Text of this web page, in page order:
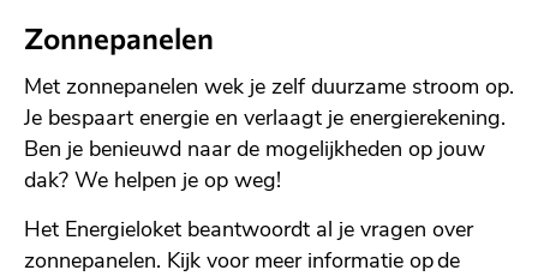
Zonnepanelen
Met zonnepanelen wek je zelf duurzame stroom op.
Je bespaart energie en verlaagt je energierekening.
Ben je benieuwd naar de mogelijkheden op jouw
dak? We helpen je op weg!
Het Energieloket beantwoordt al je vragen over
zonnepanelen. Kijk voor meer informatie op de